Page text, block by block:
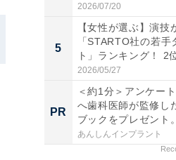
2026/07/20
5
【女性が選ぶ】演技
「STARTO社の若手
ト」ランキング！ 2
2026/05/27
PR
＜約1分＞アンケー
へ歯科医師が監修し
ブックをプレゼント
以...
あんしんインプラント